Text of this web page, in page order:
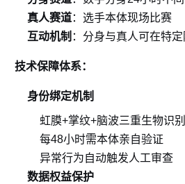
真人赛道：选手本体现场比赛
互动机制 ：分身与真人可在特
技术保障体系：
身份绑定机制
虹膜+掌纹+脑波三重生物识别
每48小时需本体亲自验证
异常行为自动触发人工审查
数据权益保护